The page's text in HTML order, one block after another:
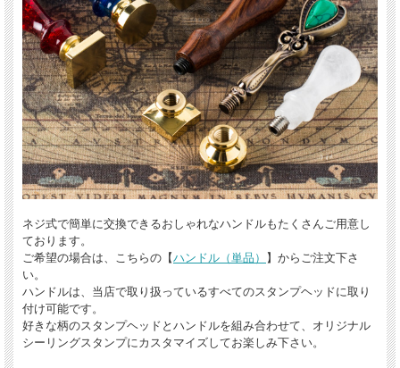
ネジ式で簡単に交換できるおしゃれなハンドルもたくさんご用意し
ております。
ご希望の場合は、こちらの【ハンドル（単品）
】からご注文下さ
い。
ハンドルは、当店で取り扱っているすべてのスタンプヘッドに取り
付け可能です。
好きな柄のスタンプヘッドとハンドルを組み合わせて、オリジナル
シーリングスタンプにカスタマイズしてお楽しみ下さい。